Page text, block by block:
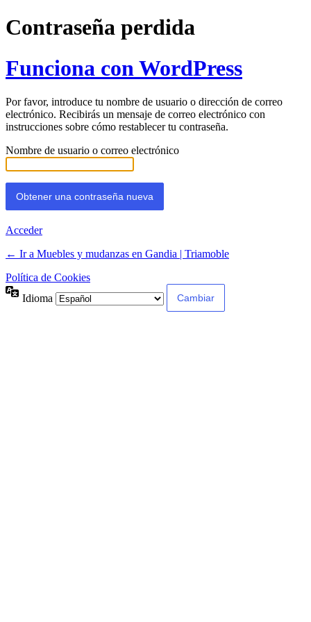
Contraseña perdida
Funciona con WordPress
Por favor, introduce tu nombre de usuario o dirección de correo
electrónico. Recibirás un mensaje de correo electrónico con
instrucciones sobre cómo restablecer tu contraseña.
Nombre de usuario o correo electrónico
Acceder
← Ir a Muebles y mudanzas en Gandia | Triamoble
Política de Cookies
Idioma